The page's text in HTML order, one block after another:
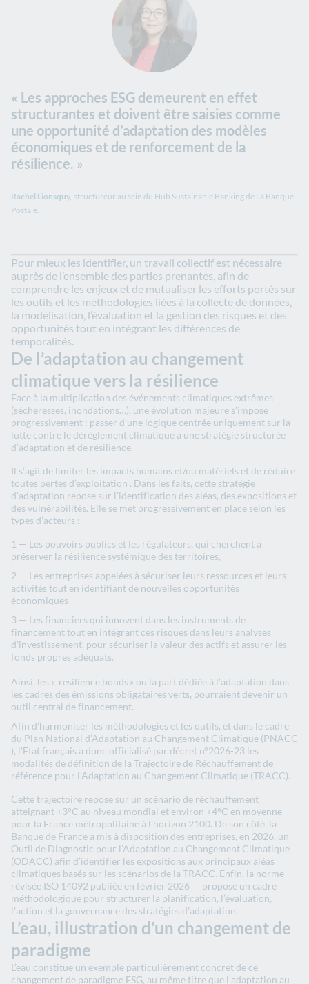
« Les approches ESG demeurent en effet
structurantes et doivent être saisies comme
une opportunité d’adaptation des modèles
économiques et de renforcement de la
résilience. »
Rachel Lionsquy, structureur au sein du Hub Sustainable Banking de La Banque
Postale.
​​P​our mieux les identifier, un travail collectif est nécessaire
auprès de l’ensemble des parties ​prenantes, afin de
comprendre les enjeux et de mutualiser les efforts portés sur
les outils et les méthodologies liées à la collecte de données,
la modélisation, l’évaluation et la gestion des risques et des
opportunités tout en intégrant les différences de
temporalités.
​​De ​l’adaptation au changement
climatique vers la résilience​
Face à la multiplication des événements climatiques extrêmes
(sécheresses, inondations…)​, une évolution majeure s’impose
progressivement : passer d’une logique centrée uniquement sur la
lutte contre le dérèglement climatique à une stratégie structurée
d’adaptation et de résilience.
Il s’agit de limiter les impacts humains et/ou matériels et de réduire
toutes pertes d’exploitation​​ ​. Dans les faits, ​​cette stratégie
d’adaptation repose sur l’identification des aléas, des expositions et
des vulnérabilités. Elle se met progressivement en place selon les
types d’acteurs :​​​
Les pouvoirs publics et les régulateurs, qui cherchent à
préserver la résilience systémique des territoires,​​​​
Les entreprises ​appelées à sécuriser ​leurs ressources et ​leurs
activités tout en identifiant ​​de nouvelles opportunités
économiques​​​​
Les financiers​​ qui innovent dans les instruments de
financement tout en intégrant ces risques dans leurs analyses
d’investissement, pour sécuriser la valeur des actifs et assurer les
fonds propres adéquats.​​
Ainsi, les « ​ ​r​e​​​silience​ bonds​ » ou la part dédiée à l’adaptation dans
les cadres des émissions obligataires verts​, pourraient devenir un
outil central de financement.
Afin d​’harmoniser​​ les méthodologies et les outils, et dans le cadre
du​ Plan National d’Adaptation au Changement Climatique​ ​(​​​PNACC​
)​, l’Etat français a donc officialisé par décret n°2026-23 les
modalités de définition de la Trajectoire de Réchauffement de
référence pour l'Adaptation au Changement Climatique (TRACC)​.
Cette trajectoire repose sur un scénario de réchauffement
atteignant +3°C au niveau mondial et environ +4°C en moyenne
pour la France métropolitaine à l’horizon 2100.​​ De son côté, la
Banque de France a mis à disposition des entreprises, ​en 2026, un ​
O​util de Diagnostic pour l’Adaptation au Changement Climatique
(ODACC) afin d’identifier les expositions aux principaux aléas
climatiques basés sur les scénarios de la TRACC. Enfin, la norme
révisée ISO 14092 publiée​ en février 2026​​ ​ ​​propose un cadre
méthodologique pour structurer la planification, l’évaluation,
l’action et la gouvernance des stratégies d’adaptation.
​​​L’eau, illustration d’un changement de
paradigme
L’eau constitue un exemple particulièrement concret de ce
changement de paradigme ESG, au même titre que l’adaptation au